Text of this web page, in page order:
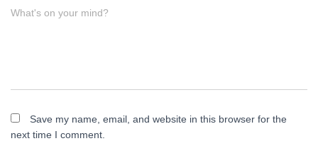
What's on your mind?
Save my name, email, and website in this browser for the
next time I comment.